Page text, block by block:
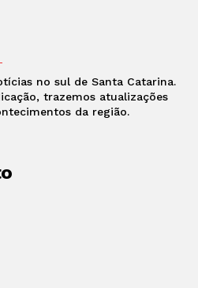
no sul de Santa Catarina.
trazemos atualizações
da região.